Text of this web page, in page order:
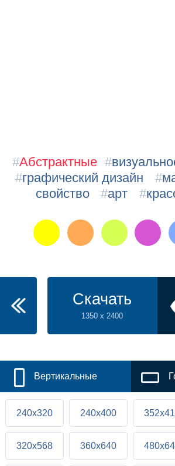
#Абстрактные #
#графический дизайн #
свойство
#арт #
Скачать
1350 x 2400
Вертикальные
240x320 240x400
320x568 360x640